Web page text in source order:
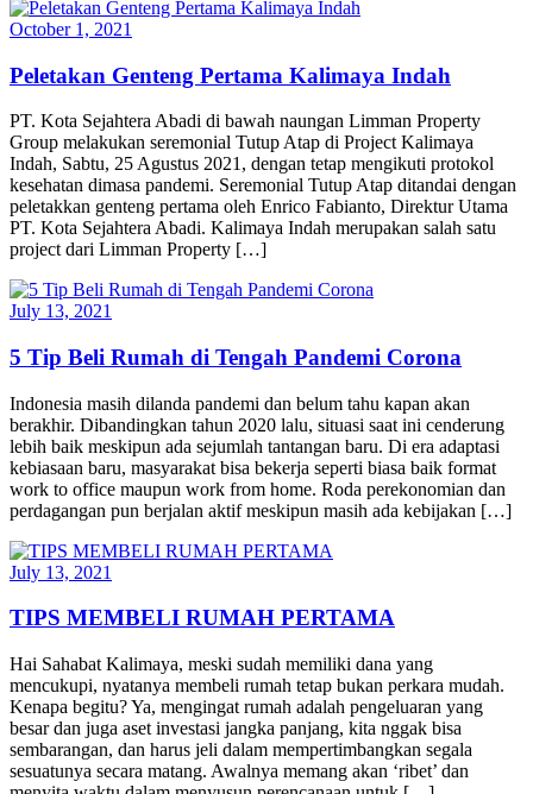
October 1, 2021
Peletakan Genteng Pertama Kalimaya Indah
PT. Kota Sejahtera Abadi di bawah naungan Limman Property
Group melakukan seremonial Tutup Atap di Project Kalimaya
Indah, Sabtu, 25 Agustus 2021, dengan tetap mengikuti protokol
kesehatan dimasa pandemi. Seremonial Tutup Atap ditandai dengan
peletakkan genteng pertama oleh Enrico Fabianto, Direktur Utama
PT. Kota Sejahtera Abadi. Kalimaya Indah merupakan salah satu
project dari Limman Property […]
July 13, 2021
5 Tip Beli Rumah di Tengah Pandemi Corona
Indonesia masih dilanda pandemi dan belum tahu kapan akan
berakhir. Dibandingkan tahun 2020 lalu, situasi saat ini cenderung
lebih baik meskipun ada sejumlah tantangan baru. Di era adaptasi
kebiasaan baru, masyarakat bisa bekerja seperti biasa baik format
work to office maupun work from home. Roda perekonomian dan
perdagangan pun berjalan aktif meskipun masih ada kebijakan […]
July 13, 2021
TIPS MEMBELI RUMAH PERTAMA
Hai Sahabat Kalimaya, meski sudah memiliki dana yang
mencukupi, nyatanya membeli rumah tetap bukan perkara mudah.
Kenapa begitu? Ya, mengingat rumah adalah pengeluaran yang
besar dan juga aset investasi jangka panjang, kita nggak bisa
sembarangan, dan harus jeli dalam mempertimbangkan segala
sesuatunya secara matang. Awalnya memang akan ‘ribet’ dan